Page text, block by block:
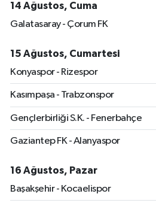
14 Ağustos, Cuma
Galatasaray - Çorum FK
15 Ağustos, Cumartesi
Konyaspor - Rizespor
Kasımpaşa - Trabzonspor
Gençlerbirliği S.K. - Fenerbahçe
Gaziantep FK - Alanyaspor
16 Ağustos, Pazar
Başakşehir - Kocaelispor